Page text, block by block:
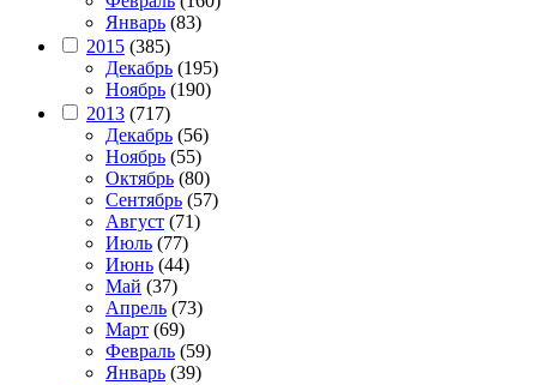
Январь (83)
2015 (385)
Декабрь (195)
Ноябрь (190)
2013 (717)
Декабрь (56)
Ноябрь (55)
Октябрь (80)
Сентябрь (57)
Август (71)
Июль (77)
Июнь (44)
Май (37)
Апрель (73)
Март (69)
Февраль (59)
Январь (39)